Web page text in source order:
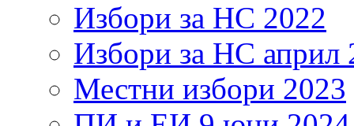
Избори за НС 2022
Избори за НС април
Местни избори 2023